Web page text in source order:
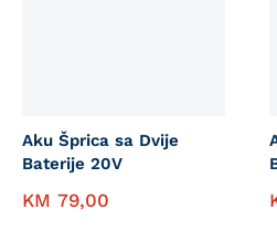
Aku Šprica sa Dvije
Baterije 20V
KM 79,00